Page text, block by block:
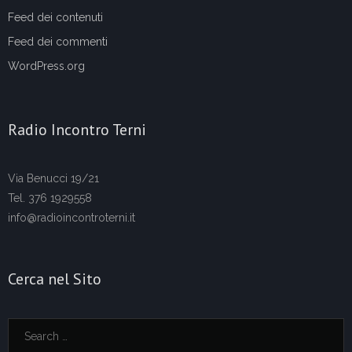
Feed dei contenuti
Feed dei commenti
WordPress.org
Radio Incontro Terni
Via Benucci 19/21
Tel. 376 1929558
info@radioincontroterni.it
Cerca nel Sito